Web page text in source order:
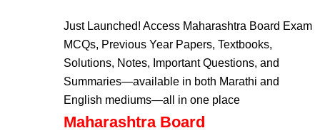
Just Launched! Access Maharashtra Board Exam
MCQs, Previous Year Papers, Textbooks,
Solutions, Notes, Important Questions, and
Summaries—available in both Marathi and
English mediums—all in one place
Maharashtra Board